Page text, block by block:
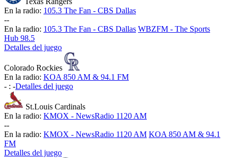
En la radio: 105.3 The Fan - CBS Dallas
--
En la radio: 105.3 The Fan - CBS Dallas WBZFM - The Sports
Hub 98.5
Detalles del juego
Colorado Rockies
En la radio: KOA 850 AM & 94.1 FM
- : -Detalles del juego
St.Louis Cardinals
En la radio: KMOX - NewsRadio 1120 AM
--
En la radio: KMOX - NewsRadio 1120 AM KOA 850 AM & 94.1
FM
Detalles del juego